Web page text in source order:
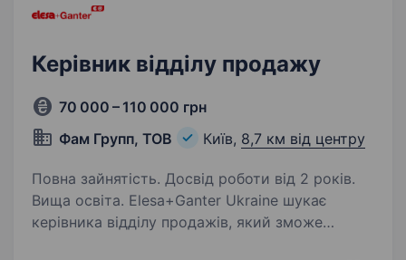
Керівник відділу продажу
70 000 – 110 000 грн
Фам Групп, ТОВ
Київ, 8,7 км від центру
Повна зайнятість. Досвід роботи від 2 років.
Вища освіта. Elesa+Ganter Ukraine шукає
керівника відділу продажів, який зможе